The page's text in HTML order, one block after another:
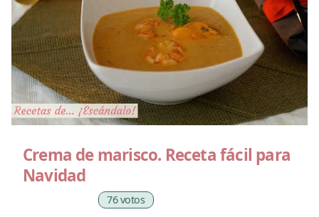
Crema de marisco. Receta fácil para
Navidad
76 votos